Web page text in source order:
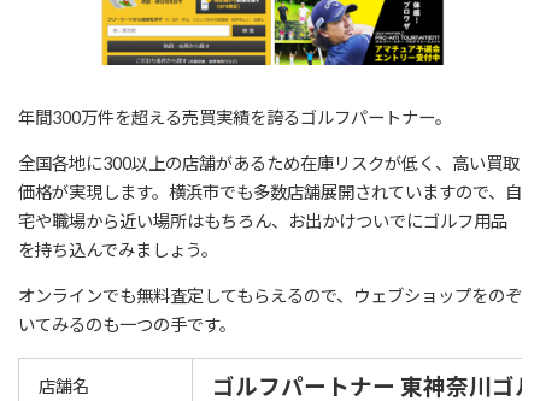
年間300万件を超える売買実績を誇るゴルフパートナー。
全国各地に300以上の店舗があるため在庫リスクが低く、高い買取
価格が実現します。横浜市でも多数店舗展開されていますので、自
宅や職場から近い場所はもちろん、お出かけついでにゴルフ用品
を持ち込んでみましょう。
オンラインでも無料査定してもらえるので、ウェブショップをのぞ
いてみるのも一つの手です。
店舗名 ゴルフパートナー 東神奈川ゴ